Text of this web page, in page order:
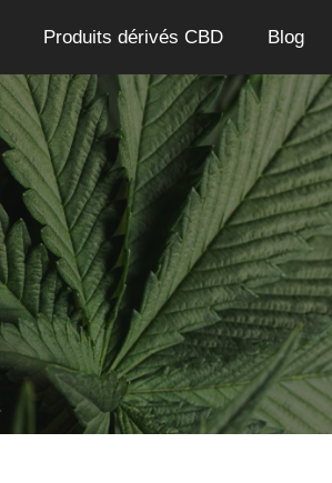
Produits dérivés CBD Blog